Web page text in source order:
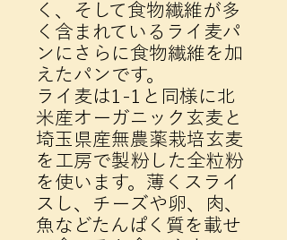
く、そして食物繊維が多
く含まれているライ麦パ
ンにさらに食物繊維を加
えたパンです。
ライ麦は1-1と同様に北
米産オーガニック玄麦と
埼玉県産無農薬栽培玄麦
を工房で製粉した全粒粉
を使います。薄くスライ
スし、チーズや卵、肉、
魚などたんぱく質を載せ